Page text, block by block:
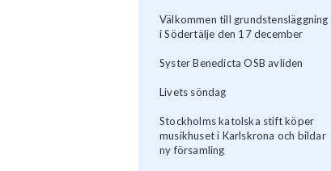
Välkommen till grundstensläggning
i Södertälje den 17 december
Syster Benedicta OSB avliden
Livets söndag
Stockholms katolska stift köper
musikhuset i Karlskrona och bildar
ny församling